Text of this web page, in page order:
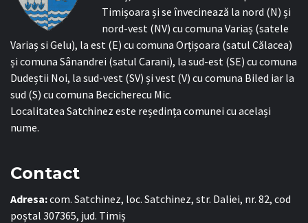
Timișoara și se învecinează la nord (N) și
nord-vest (NV) cu comuna Variaș (satele
Variaș si Gelu), la est (E) cu comuna Orțișoara (satul Călacea)
și comuna Sânandrei (satul Carani), la sud-est (SE) cu comuna
Dudeștii Noi, la sud-vest (SV) și vest (V) cu comuna Biled iar la
sud (S) cu comuna Becicherecu Mic.
Localitatea Satchinez este reședința comunei cu același
nume.
Contact
Adresa:com. Satchinez, loc. Satchinez, str. Daliei, nr. 82, cod
poștal 307365, jud. Timiș